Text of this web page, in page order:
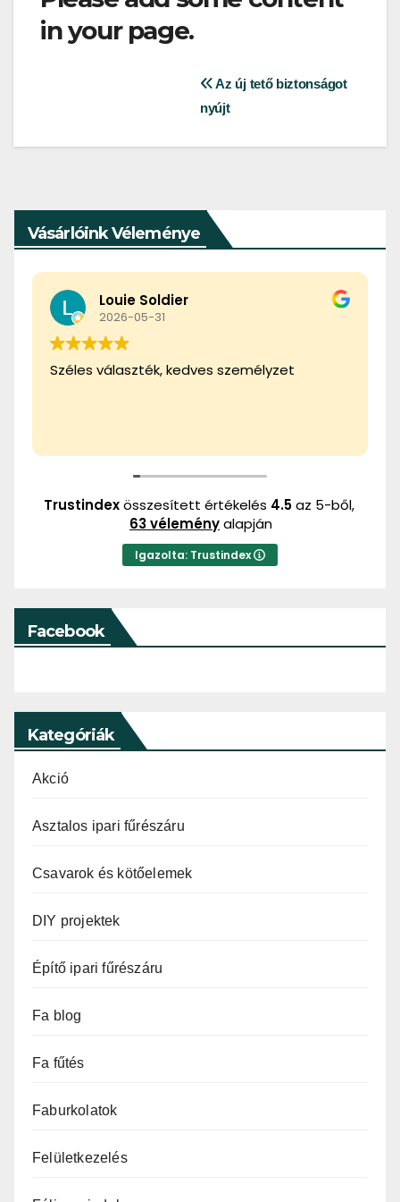
in your page.
Az új tető biztonságot
nyújt
Vásárlóink Véleménye
Tibor Gál
2026-02-22
Ez a felhasználó csak egy értékelést
Trustindexösszesített értékelés 4.5az 5-ből,
63 véleményalapján
Igazolta: Trustindex
Facebook
Kategóriák
Akció
Asztalos ipari fűrészáru
Csavarok és kötőelemek
DIY projektek
Építő ipari fűrészáru
Fa blog
Fa fűtés
Faburkolatok
Felületkezelés